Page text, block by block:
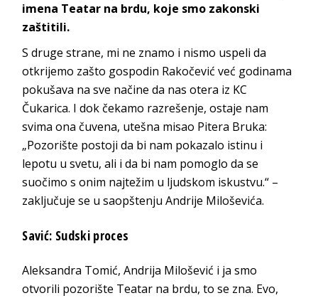
imena Teatar na brdu, koje smo zakonski
zaštitili.
S druge strane, mi ne znamo i nismo uspeli da
otkrijemo zašto gospodin Rakočević već godinama
pokušava na sve načine da nas otera iz KC
Čukarica. I dok čekamo razrešenje, ostaje nam
svima ona čuvena, utešna misao Pitera Bruka:
„Pozorište postoji da bi nam pokazalo istinu i
lepotu u svetu, ali i da bi nam pomoglo da se
suočimo s onim najtežim u ljudskom iskustvu.“ –
zaključuje se u saopštenju Andrije Miloševića.
Savić: Sudski proces
Aleksandra Tomić, Andrija Milošević i ja smo
otvorili pozorište Teatar na brdu, to se zna. Evo,